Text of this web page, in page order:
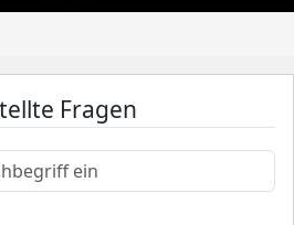
Fragen